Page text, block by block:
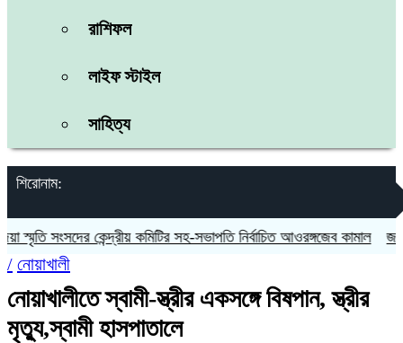
রাশিফল
লাইফ স্টাইল
সাহিত্য
শিরোনাম:
সংসদের কেন্দ্রীয় কমিটির সহ-সভাপতি নির্বাচিত আওরঙ্গজেব কামাল
/ নোয়াখালী
নোয়াখালীতে স্বামী-স্ত্রীর একসঙ্গে বিষপান, স্ত্রীর
মৃত্যু,স্বামী হাসপাতালে